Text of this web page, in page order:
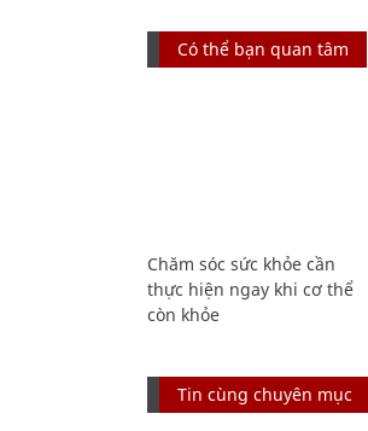
Có thể bạn quan tâm
Chăm sóc sức khỏe cần
thực hiện ngay khi cơ thể
còn khỏe
Tin cùng chuyên mục